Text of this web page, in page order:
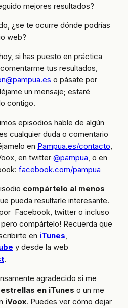
mejores resultados?
¿se te ocurre dónde podrías
web?
si has puesto en práctica
tus resultados,
o pásate por
un mensaje; estaré
contigo.
episodios hable de algún
cualquier duda o comentario
en Pampua.es/contacto,
en twitter @pampua, o en
facebook.com/pampua
compártelo al menos
pueda resultarle interesante.
Facebook, twitter o incluso
compártelo! Recuerda que
en iTunes,
y desde la web
.
agradecido si me
en iTunes o un me
iVoox. Puedes ver cómo dejar